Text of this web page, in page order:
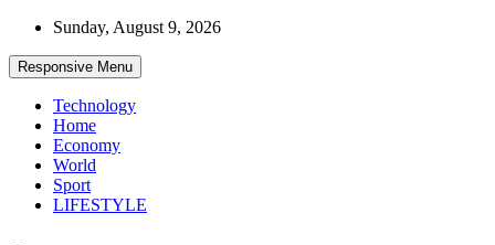
Skip
content
Sunday, August 9, 2026
Responsive Menu
Technology
Home
Economy
World
Sport
LIFESTYLE